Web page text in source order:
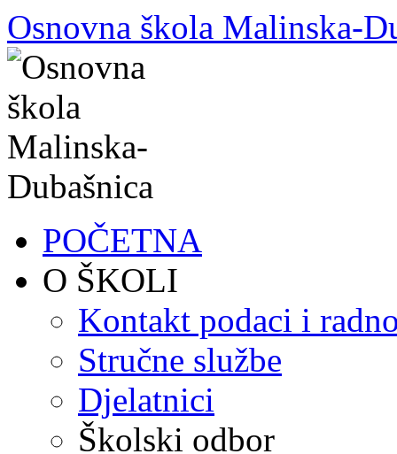
Skoči
do
sadržaja
Osnovna škola Malinska-
POČETNA
O ŠKOLI
Kontakt podaci i
Stručne službe
Djelatnici
Školski odbor